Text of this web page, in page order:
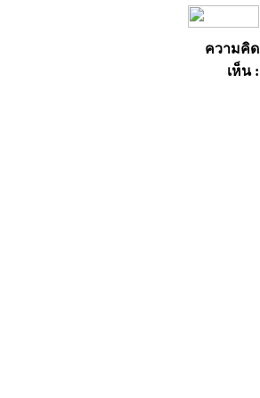
ความคิด
เห็น :